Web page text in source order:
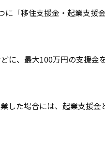
「移住支援金・起業支援
に、最大100万円の支援金
した場合には、起業支援金